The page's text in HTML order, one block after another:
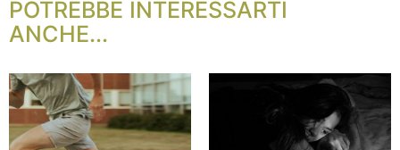
POTREBBE INTERESSARTI
ANCHE...